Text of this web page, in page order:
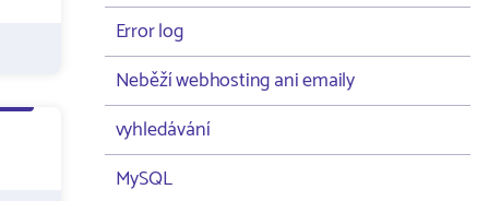
Error log
Neběží webhosting ani emaily
vyhledávání
MySQL